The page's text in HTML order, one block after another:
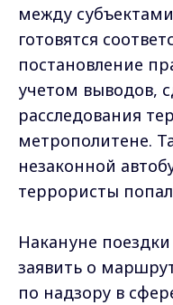
между
готовятся
постановление
учетом выводов,
расследования
метрополитене.
незаконной
террористы
Накануне
заявить о
по надзору в